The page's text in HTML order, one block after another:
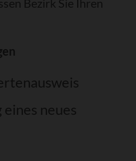
Bezirk Sie Ihren
neues